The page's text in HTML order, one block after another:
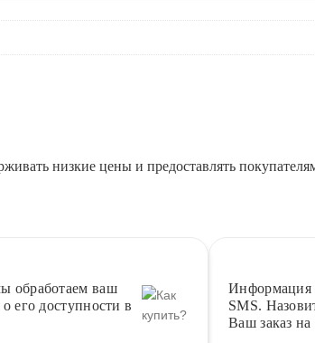
низкие цены и предоставлять
обработаем ваш
его доступности в
Информация
SMS.
Ваш заказ на